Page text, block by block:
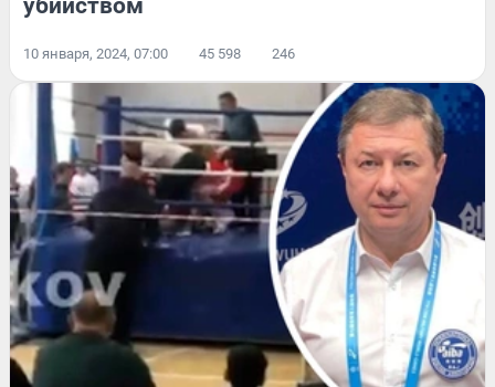
убийством
10 января, 2024, 07:00 45 598 246